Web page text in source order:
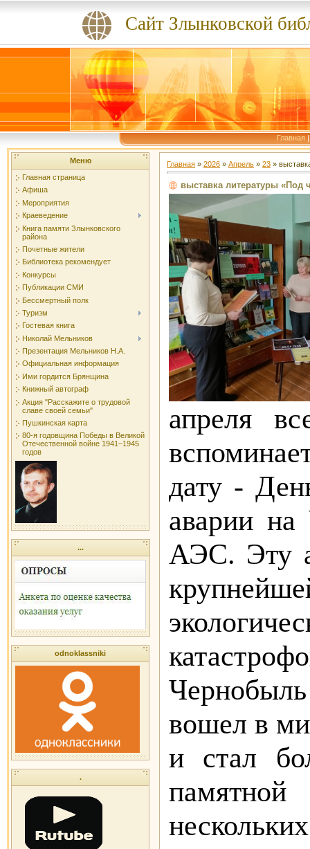
Сайт Злынковской
Главная
Меню
Главная страница
Афиша
Мероприятия
Краеведение
Книга памяти Злынковского
района
Почетные жители
Библиотека рекомендует
Конкурсы
Публикации СМИ
Бессмертный полк
Туризм
Гостевая книга
Николай Мельников
Презентация Мельников Н.А.
Официальная информация
Ими гордится Брянщина
Книжный автограф
Акция "Расскажите о трудовой
славе своей семьи"
Пушкинская карта
80-я годовщина Победы в Великой
Отечественной войне 1941–1945
годов
...
odnoklassniki
.
Главная » 2026 » Апрель » 23 »
выставка литературы
апреля
дату -
аварии на
АЭС. Эту
вошел в
и стал